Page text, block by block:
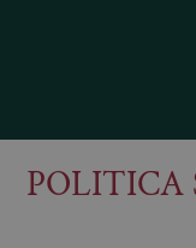
POLITICA